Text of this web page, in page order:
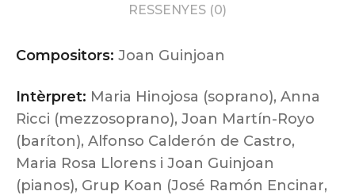
RESSENYES (0)
Compositors: Joan Guinjoan
Intèrpret: Maria Hinojosa (soprano), Anna
Ricci (mezzosoprano), Joan Martín-Royo
(baríton), Alfonso Calderón de Castro,
Maria Rosa Llorens i Joan Guinjoan
(pianos), Grup Koan (José Ramón Encinar,